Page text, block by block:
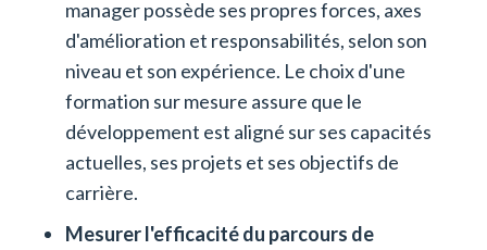
manager possède ses propres forces, axes
d'amélioration et responsabilités, selon son
niveau et son expérience. Le choix d'une
formation sur mesure assure que le
développement est aligné sur ses capacités
actuelles, ses projets et ses objectifs de
carrière.
Mesurer l'efficacité du parcours de